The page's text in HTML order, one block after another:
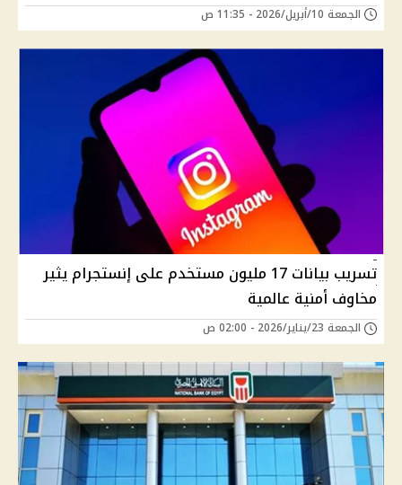
الجمعة 10/أبريل/2026 - 11:35 ص
تسريب بيانات 17 مليون مستخدم على إنستجرام يثير
مخاوف أمنية عالمية
الجمعة 23/يناير/2026 - 02:00 ص